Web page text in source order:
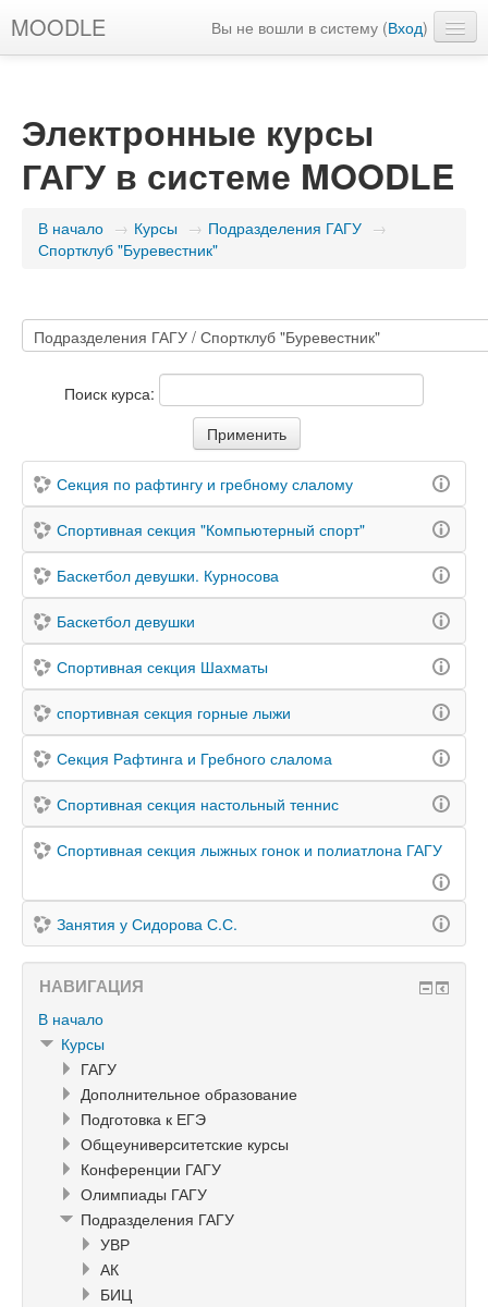
MOODLE Вы не вошли в систему (Вход)
Электронные курсы
ГАГУ в системе MOODLE
В начало → Курсы → Подразделения ГАГУ →
Спортклуб "Буревестник"
Поиск курса:
Секция по рафтингу и гребному слалому
Спортивная секция "Компьютерный спорт"
Баскетбол девушки. Курносова
Баскетбол девушки
Спортивная секция Шахматы
спортивная секция горные лыжи
Секция Рафтинга и Гребного слалома
Спортивная секция настольный теннис
Спортивная секция лыжных гонок и полиатлона ГАГУ
Занятия у Сидорова С.С.
НАВИГАЦИЯ
В начало
Курсы
ГАГУ
Дополнительное образование
Подготовка к ЕГЭ
Общеуниверситетские курсы
Конференции ГАГУ
Олимпиады ГАГУ
Подразделения ГАГУ
УВР
АК
БИЦ